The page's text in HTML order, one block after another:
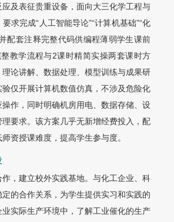
及表征贵重设备，面向大三化学工程与
求完成“人工智能导论”“计算机基础”“化
配套注释完整代码供编程薄弱学生课前
教学流程与2课时精简实操两套课时方
论讲解、数据处理、模型训练与成果研
仅开展计算机数值仿真，不涉及危险化
作，同时明确机房用电、数据存储、设
要求。该方案几乎无新增经费投入，配
资授课难度，提高学生参与度。
作，建立校外实践基地。与化工企业、科
的合作关系，为学生提供实习和实践的
实际生产环境中，了解工业催化的生产